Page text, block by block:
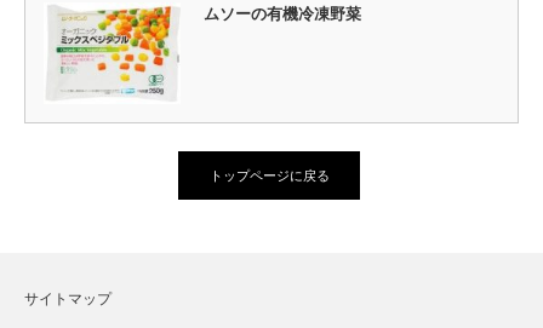
ムソーの有機冷凍野菜
トップページに戻る
サイトマップ